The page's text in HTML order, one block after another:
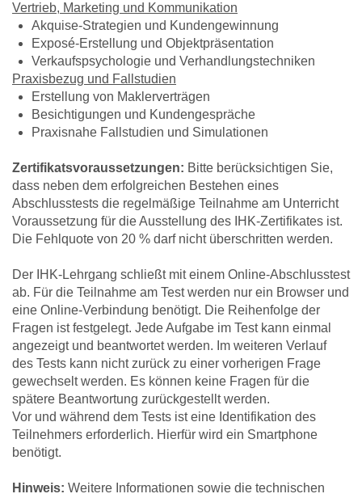
Vertrieb, Marketing und Kommunikation
Akquise-Strategien und Kundengewinnung
Exposé-Erstellung und Objektpräsentation
Verkaufspsychologie und Verhandlungstechniken
Praxisbezug und Fallstudien
Erstellung von Maklerverträgen
Besichtigungen und Kundengespräche
Praxisnahe Fallstudien und Simulationen
Zertifikatsvoraussetzungen: Bitte berücksichtigen Sie,
dass neben dem erfolgreichen Bestehen eines
Abschlusstests die regelmäßige Teilnahme am Unterricht
Voraussetzung für die Ausstellung des IHK-Zertifikates ist.
Die Fehlquote von 20 % darf nicht überschritten werden.
Der IHK-Lehrgang schließt mit einem Online-Abschlusstest
ab. Für die Teilnahme am Test werden nur ein Browser und
eine Online-Verbindung benötigt. Die Reihenfolge der
Fragen ist festgelegt. Jede Aufgabe im Test kann einmal
angezeigt und beantwortet werden. Im weiteren Verlauf
des Tests kann nicht zurück zu einer vorherigen Frage
gewechselt werden. Es können keine Fragen für die
spätere Beantwortung zurückgestellt werden.
Vor und während dem Tests ist eine Identifikation des
Teilnehmers erforderlich. Hierfür wird ein Smartphone
benötigt.
Hinweis: Weitere Informationen sowie die technischen